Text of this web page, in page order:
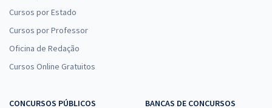
Cursos por Estado
Cursos por Professor
Oficina de Redação
Cursos Online Gratuitos
CONCURSOS PÚBLICOS
BANCAS DE CONCURSOS